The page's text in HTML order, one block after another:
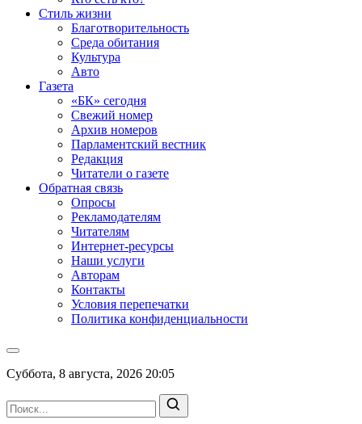
Стиль жизни
Благотворительность
Среда обитания
Культура
Авто
Газета
«БК» сегодня
Свежий номер
Архив номеров
Парламентский вестник
Редакция
Читатели о газете
Обратная связь
Опросы
Рекламодателям
Читателям
Интернет-ресурсы
Наши услуги
Авторам
Контакты
Условия перепечатки
Политика конфиденциальности
Суббота, 8 августа, 2026 20:05